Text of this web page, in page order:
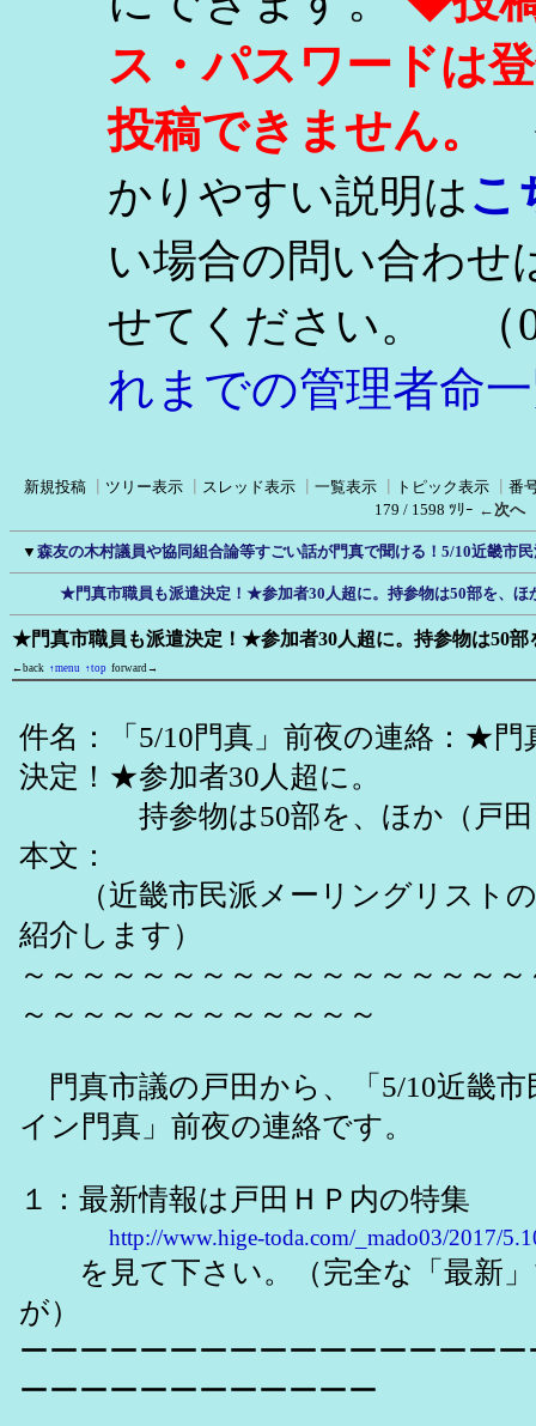
ス・パスワードは
投稿できません。
かりやすい説明はこ
い場合の問い合わせ
せてください。
（
れまでの管理者命
新規投稿 ツリー表示 スレッド表示 一覧表示 トピック表示
番
179 / 1598 ﾂﾘｰ ←次へ
▼ 森友の木村議員や協同組合論等すごい話が門真で聞ける！5/10近畿市
★門真市職員も派遣決定！★参加者30人超に。持参物は50部を、ほ
★門真市職員も派遣決定！★参加者30人超に。持参物は50部
←back ↑menu ↑top forward→
件名：「5/10門真」前夜の連絡：★門
決定！★参加者30人超に。
持参物は50部を、ほか（戸田
本文：
（近畿市民派メーリングリスト
紹介します）
～～～～～～～～～～～～～～～～
～～～～～～～～～～～～
門真市議の戸田から、「5/10近畿市
イン門真」前夜の連絡です。
１：最新情報は戸田ＨＰ内の特集
http://www.hige-toda.com/_mado03/2017/
を見て下さい。（完全な「最新」
が）
ーーーーーーーーーーーーーーーー
ーーーーーーーーーーーー